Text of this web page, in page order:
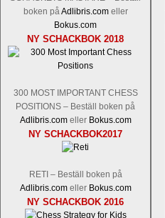
boken påAdlibris.comeller
Bokus.com
NY SCHACKBOK 2018
300 MOST IMPORTANT CHESS
POSITIONS – Beställ boken på
Adlibris.comeller Bokus.com
NY SCHACKBOK2017
RETI – Beställ boken på
Adlibris.comeller Bokus.com
NY SCHACKBOK 2016